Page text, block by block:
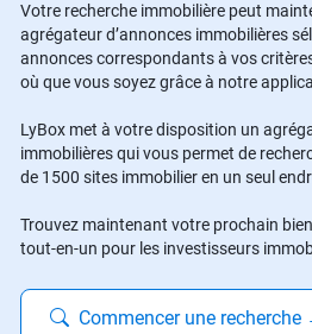
Votre recherche immobilière peut
agrégateur d’annonces immobilières
annonces correspondants à vos
où que vous soyez grâce à notre
LyBox met à votre disposition un
immobilières qui vous permet de
de 1500 sites immobilier en un seul
Trouvez maintenant votre prochain
tout-en-un pour les investisseurs
Commencer une recherche